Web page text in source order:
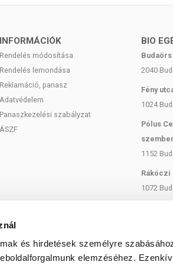
és hirdetések személyre
elemzéséhez.
szünet követ.
mert a por fulladást okozhat! A napi ajánlott
eredetű), aromák, savanyúságot
gabonát, szóját, tojást, tejet és
INFORMÁCIÓK
Rendelés módosítása
Rendelés lemondása
Reklamáció, panasz
Adatvédelem
Panaszkezelési szabályzat
ÁSZF
BIO
Budaörs
2040
Fény
1024
Pólus
1152
Rákóczi
1072
Bartók